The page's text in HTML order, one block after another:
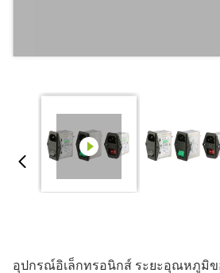
อุปกรณ์อิเล็กทรอนิกส์ ระยะอุณหภูมิข